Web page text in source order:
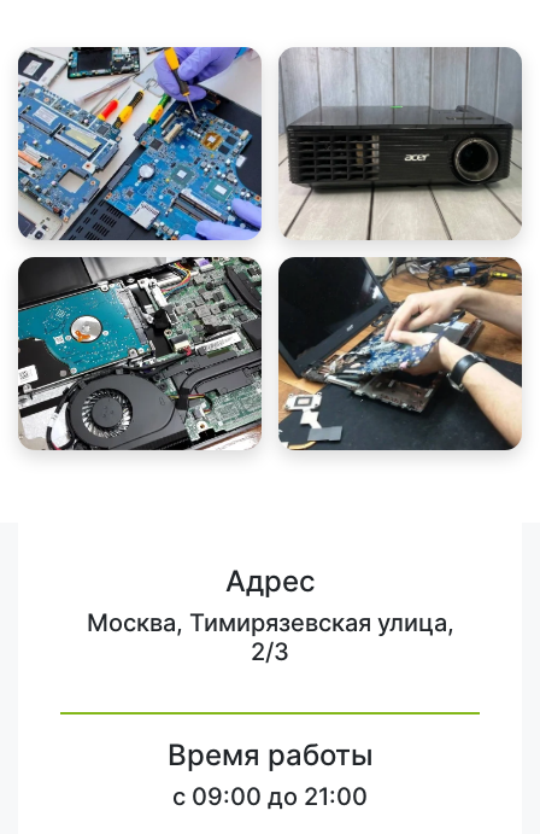
Адрес
Москва, Тимирязевская улица,
2/3
Время работы
c 09:00 до 21:00